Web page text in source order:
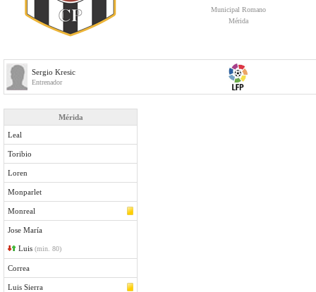
Municipal Romano
Mérida
Sergio Kresic
Entrenador
Mérida
Leal
Toribio
Loren
Monparlet
Monreal
Jose María
Luis (min. 80)
Correa
Luis Sierra